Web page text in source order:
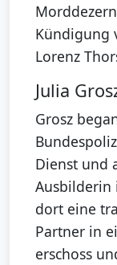
Kündigung
Lorenz
Julia
Grosz
Dienst und
Ausbilderin
dort eine
Partner in
erschoss